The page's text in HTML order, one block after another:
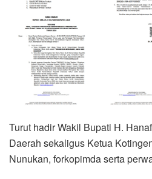
Turut hadir Wakil Bupati H.
Daerah sekaligus Ketua
Nunukan, forkopimda serta